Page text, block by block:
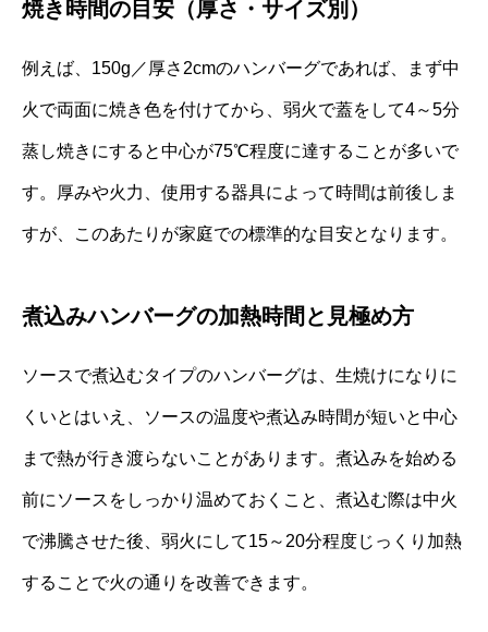
焼き時間の目安（厚さ・サイズ別）
例えば、150g／厚さ2cmのハンバーグであれば、まず中
火で両面に焼き色を付けてから、弱火で蓋をして4～5分
蒸し焼きにすると中心が75℃程度に達することが多いで
す。厚みや火力、使用する器具によって時間は前後しま
すが、このあたりが家庭での標準的な目安となります。
煮込みハンバーグの加熱時間と見極め方
ソースで煮込むタイプのハンバーグは、生焼けになりに
くいとはいえ、ソースの温度や煮込み時間が短いと中心
まで熱が行き渡らないことがあります。煮込みを始める
前にソースをしっかり温めておくこと、煮込む際は中火
で沸騰させた後、弱火にして15～20分程度じっくり加熱
することで火の通りを改善できます。